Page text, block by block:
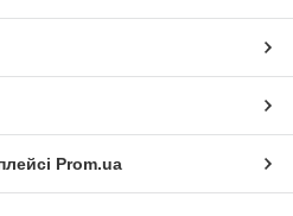
Prom.ua